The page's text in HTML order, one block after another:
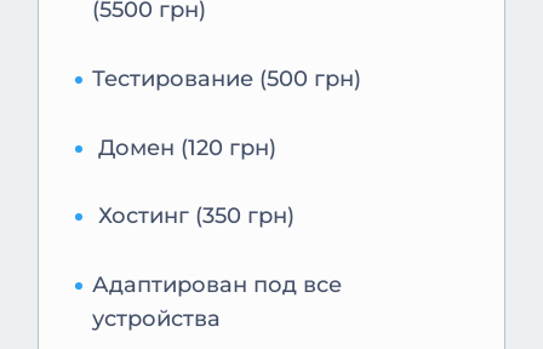
(5500 грн)
Тестирование (500 грн)
Домен (120 грн)
Хостинг (350 грн)
Адаптирован под все
устройства